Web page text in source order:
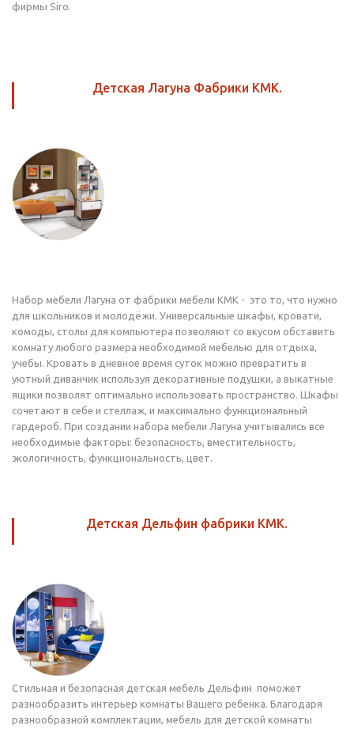
фирмы Siro.
Детская Лагуна Фабрики КМК.
Набор мебели Лагуна от фабрики мебели КМК - это то, что нужно
для школьников и молодёжи. Универсальные шкафы, кровати,
комоды, столы для компьютера позволяют со вкусом обставить
комнату любого размера необходимой мебелью для отдыха,
учебы. Кровать в дневное время суток можно превратить в
уютный диванчик используя декоративные подушки, а выкатные
ящики позволят оптимально использовать пространство. Шкафы
сочетают в себе и стеллаж, и максимально функциональный
гардероб. При создании набора мебели Лагуна учитывались все
необходимые факторы: безопасность, вместительность,
экологичность, функциональность, цвет.
Детская Дельфин фабрики КМК.
Стильная и безопасная детская мебель Дельфин поможет
разнообразить интерьер комнаты Вашего ребенка. Благодаря
разнообразной комплектации, мебель для детской комнаты